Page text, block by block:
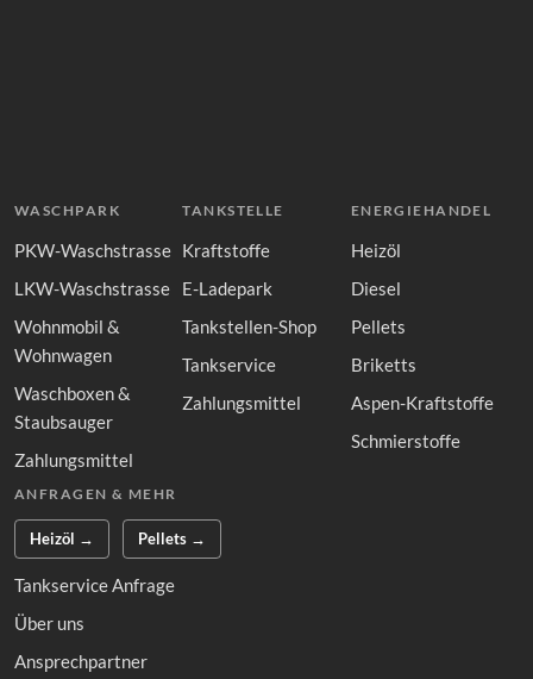
WASCHPARK
PKW-Waschstrasse
LKW-Waschstrasse
Wohnmobil &
Wohnwagen
Waschboxen &
Staubsauger
Zahlungsmittel
TANKSTELLE
Kraftstoffe
E-Ladepark
Tankstellen-Shop
Tankservice
Zahlungsmittel
ENERGIEHANDEL
Heizöl
Diesel
Pellets
Briketts
Aspen-Kraftstoffe
Schmierstoffe
ANFRAGEN & MEHR
Heizöl → Pellets →
Tankservice Anfrage
Über uns
Ansprechpartner